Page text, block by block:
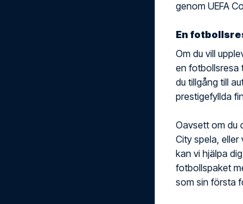
genom UEFA
En
Om du vill
en fotbollsresa
du tillgång till
prestigefyllda
Oavsett om du
City spela, eller
kan vi hjälpa
fotbollspaket
som sin första